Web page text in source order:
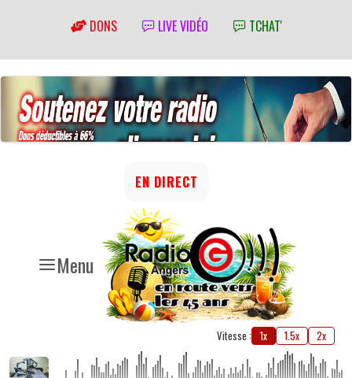
DONS LIVE VIDÉO TCHAT'
Menu
EN DIRECT
Vitesse : 1x 1.5x 2x